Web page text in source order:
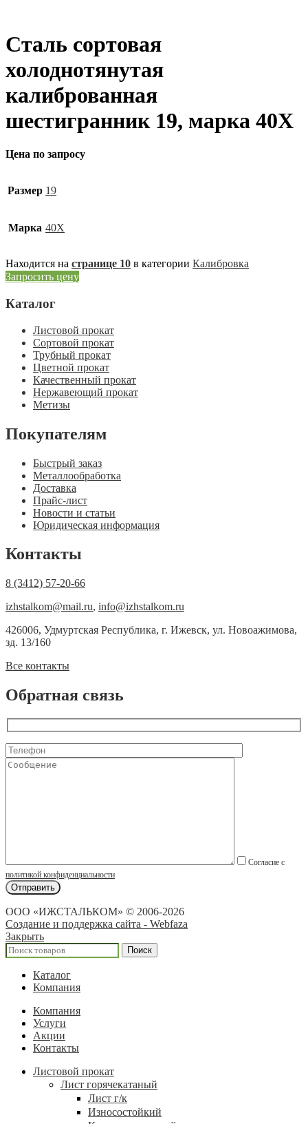
Сталь сортовая
холоднотянутая
калиброванная
шестигранник 19, марка 40Х
Цена по запросу
Размер 19
Марка 40Х
Находится на странице 10 в категории Калибровка
Запросить цену
Каталог
Листовой прокат
Сортовой прокат
Трубный прокат
Цветной прокат
Качественный прокат
Нержавеющий прокат
Метизы
Покупателям
Быстрый заказ
Металлообработка
Доставка
Прайс-лист
Новости и статьи
Юридическая информация
Контакты
8 (3412) 57-20-66
izhstalkom@mail.ru, info@izhstalkom.ru
426006, Удмуртская Республика, г. Ижевск, ул. Новоажимова,
зд. 13/160
Все контакты
Обратная связь
Согласие с
политикой конфиденциальности
ООО «ИЖСТАЛЬКОМ» © 2006-2026
Создание и поддержка сайта - Webfaza
Закрыть
Поиск
Каталог
Компания
Компания
Услуги
Акции
Контакты
Листовой прокат
Лист горячекатаный
Лист г/к
Износостойкий